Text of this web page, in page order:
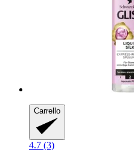
Carrello
4.7 (3)